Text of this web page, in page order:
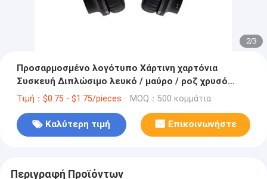
2/3
Προσαρμοσμένο λογότυπο Χάρτινη χαρτόνια
Συσκευή Διπλώσιμο λευκό / μαύρο / ροζ χρυσό
πολυτελές μαγνητικό κουτί δώρων με κλείσιμο με
Τιμή：$0.75 - $1.75/pieces MOQ：500 κομμάτια
Καλύτερη τιμή Επικοινωνήστε
Περιγραφή Προϊόντων